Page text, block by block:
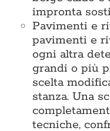
impronta
Pavimenti e
pavimenti e
ogni altra
grandi o più
scelta
stanza. Una
tecniche,